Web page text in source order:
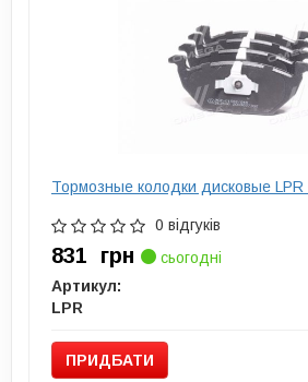
Тормозные колодки дисковые LPR
0 відгуків
831 грн
сьогодні
Артикул:
LPR
ПРИДБАТИ